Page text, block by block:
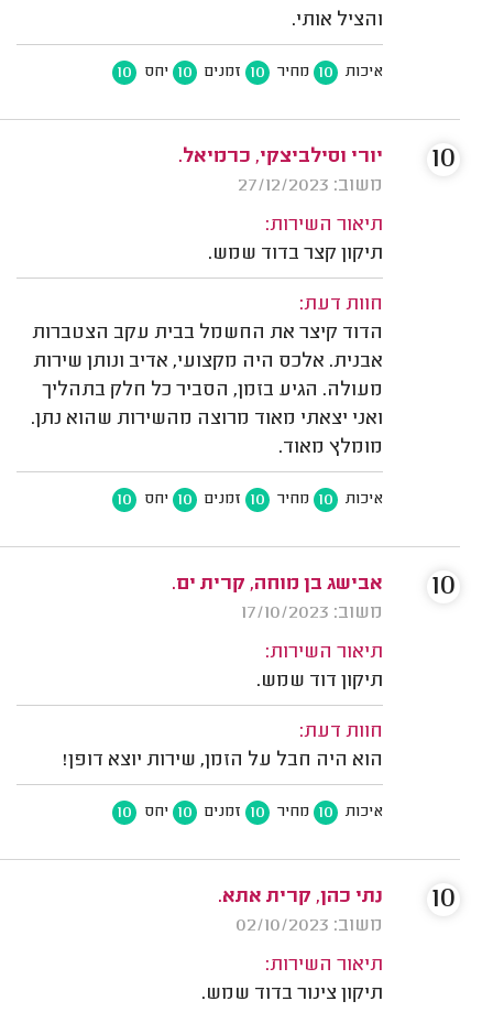
והציל אותי.
איכות 10 מחיר 10 זמנים 10 יחס 10
יורי וסילביצקי, כרמיאל.
משוב: 27/12/2023
תיאור השירות:
תיקון קצר בדוד שמש.
חוות דעת:
הדוד קיצר את החשמל בבית עקב הצטברות
אבנית. אלכס היה מקצועי, אדיב ונותן שירות
מעולה. הגיע בזמן, הסביר כל חלק בתהליך
ואני יצאתי מאוד מרוצה מהשירות שהוא נתן.
מומלץ מאוד.
איכות 10 מחיר 10 זמנים 10 יחס 10
10
אבישג בן מוחה, קרית ים.
משוב: 17/10/2023
תיאור השירות:
תיקון דוד שמש.
חוות דעת:
הוא היה חבל על הזמן, שירות יוצא דופן!
איכות 10 מחיר 10 זמנים 10 יחס 10
10
נתי כהן, קרית אתא.
משוב: 02/10/2023
תיאור השירות:
תיקון צינור בדוד שמש.
10